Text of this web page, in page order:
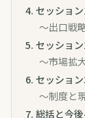
4. セッショ
〜出口戦
5. セッショ
〜市場拡
6. セッショ
〜制度と
7. 総括と今